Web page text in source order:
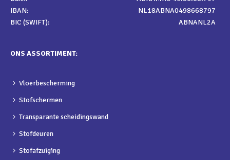
IBAN:
NL18ABNA0498668797
BIC (SWIFT):
ABNANL2A
ONS ASSORTIMENT:
Vloerbescherming
Stofschermen
Transparante scheidingswand
Stofdeuren
Stofafzuiging